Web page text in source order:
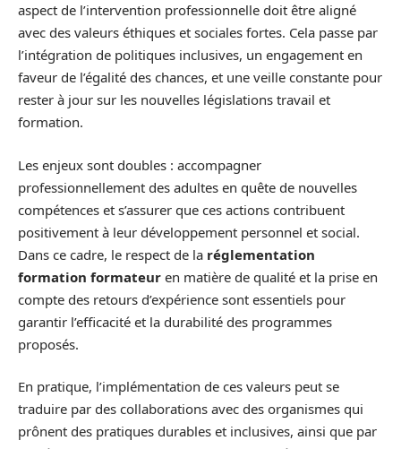
aspect de l’intervention professionnelle doit être aligné
avec des valeurs éthiques et sociales fortes. Cela passe par
l’intégration de politiques inclusives, un engagement en
faveur de l’égalité des chances, et une veille constante pour
rester à jour sur les nouvelles législations travail et
formation.
Les enjeux sont doubles : accompagner
professionnellement des adultes en quête de nouvelles
compétences et s’assurer que ces actions contribuent
positivement à leur développement personnel et social.
Dans ce cadre, le respect de la réglementation
formation formateur en matière de qualité et la prise en
compte des retours d’expérience sont essentiels pour
garantir l’efficacité et la durabilité des programmes
proposés.
En pratique, l’implémentation de ces valeurs peut se
traduire par des collaborations avec des organismes qui
prônent des pratiques durables et inclusives, ainsi que par